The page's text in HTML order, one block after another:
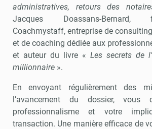
administratives, retours des
Jacques Doassans-
Coachmystaff, entreprise de
et de coaching dédiée aux
et auteur du livre « Les secrets de
millionnaire ».
En envoyant régulièrement des
l’avancement du dossier, vous
professionnalisme et votre
transaction. Une manière efficace de